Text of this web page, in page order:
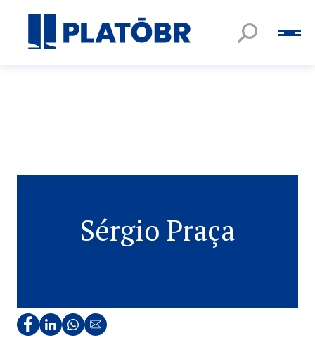
Sérgio Praça